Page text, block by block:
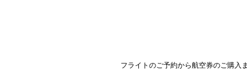
フライトのご予約から航空券のご購入